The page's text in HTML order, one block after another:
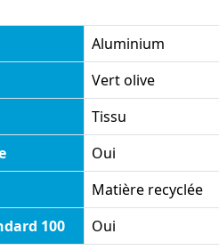
Aluminium
Vert olive
Tissu
Oui
Matière recyclée
100
Oui